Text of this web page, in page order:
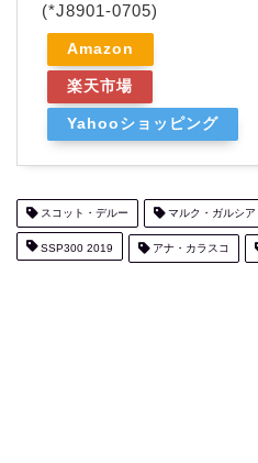
(*J8901-0705)
Amazon
楽天市場
Yahooショッピング
スコット・デルー マルク・ガルシア
SSP300 2019 アナ・カラスコ